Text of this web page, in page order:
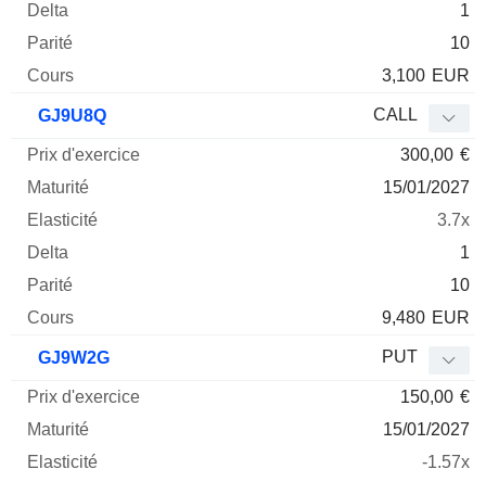
1
10
3,100 EUR
GJ9U8Q CALL
300,00 €
15/01/2027
3.7x
1
10
9,480 EUR
GJ9W2G PUT
150,00 €
15/01/2027
-1.57x